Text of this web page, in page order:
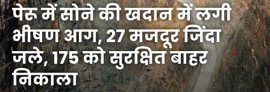
पेरू में सोने की खदान में लगी
भीषण आग, 27 मजदूर जिंदा
जले, 175 को सुरक्षित बाहर
निकाला